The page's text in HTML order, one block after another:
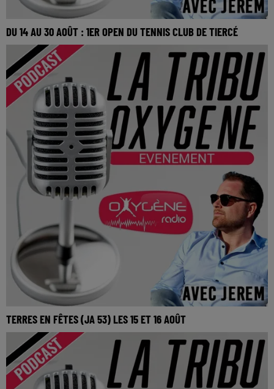
DU 14 AU 30 AOÛT : 1ER OPEN DU TENNIS CLUB DE TIERCÉ
Du 14 au 30 août : 1er Open du Tennis Club de Tiercé
TERRES EN FÊTES (JA 53) LES 15 ET 16 AOÛT
Terres en fêtes (JA 53) les 15 et 16 août